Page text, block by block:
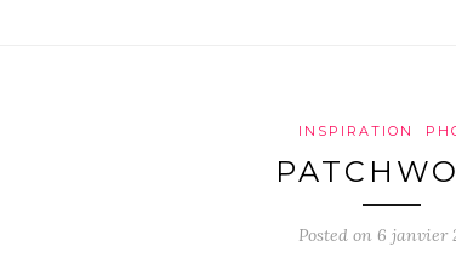
INSPIRATION
Posted on 6 janvier